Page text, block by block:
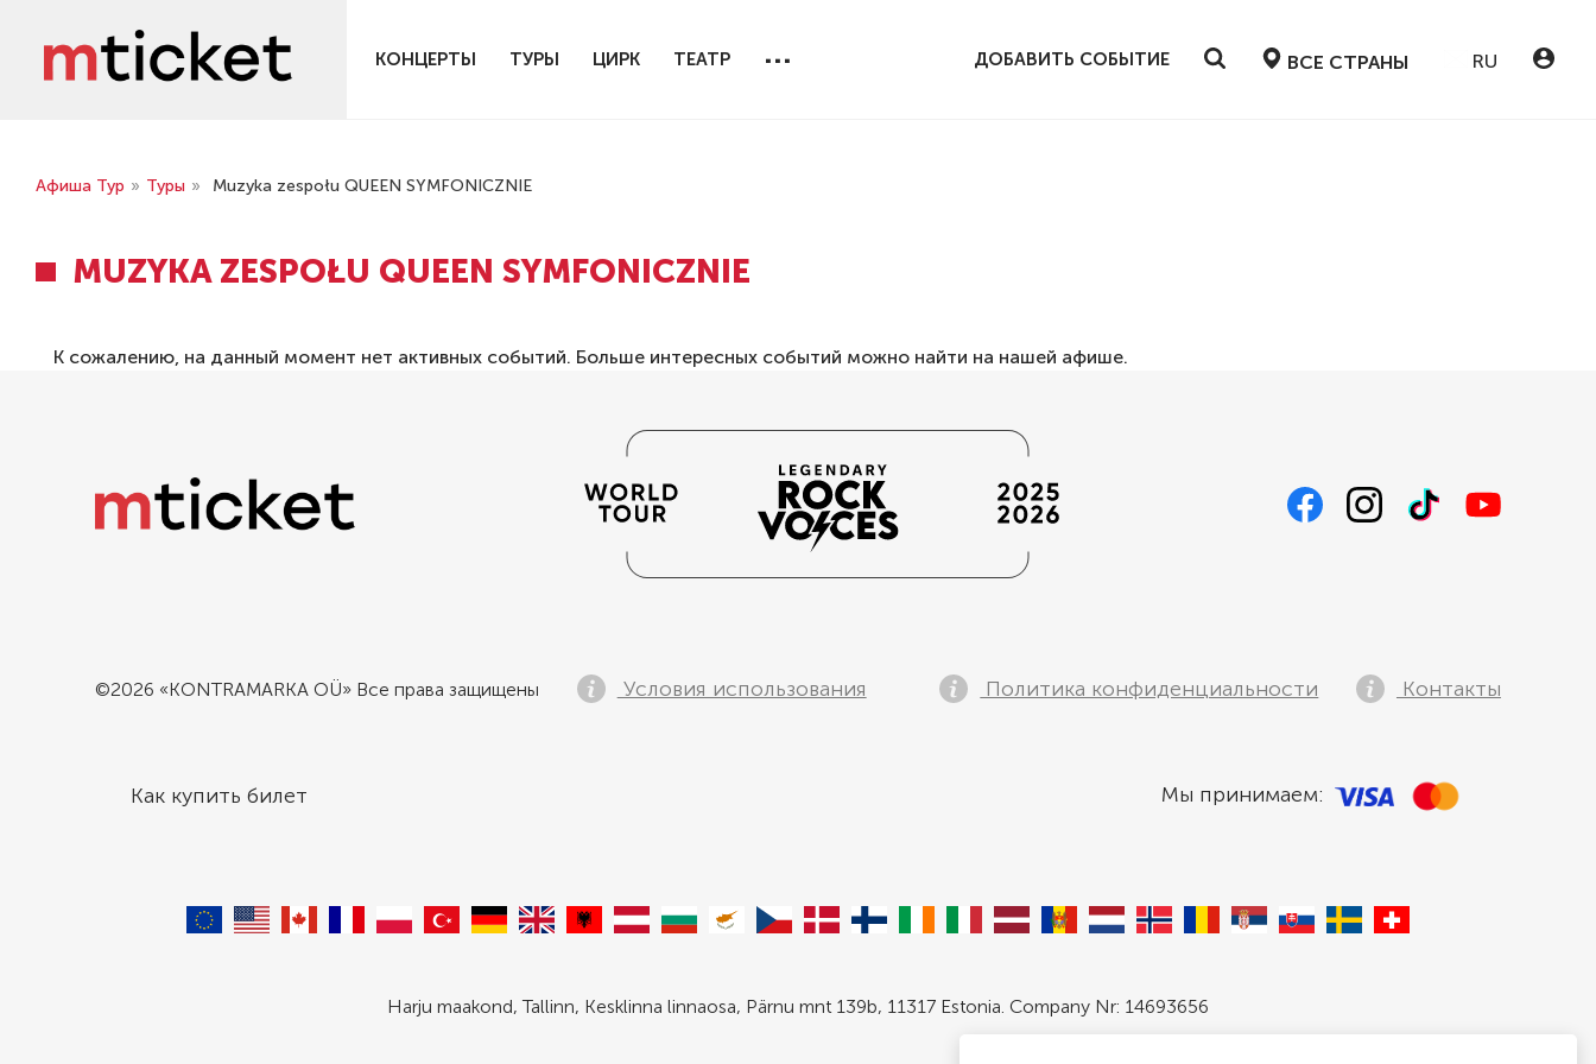
КОНЦЕРТЫ ТУРЫ ЦИРК ТЕАТР ... ДОБАВИТЬ СОБЫТИЕ ВСЕ СТРАНЫ RU
Афиша Тур » Туры » Muzyka zespołu QUEEN SYMFONICZNIE
MUZYKA ZESPOŁU QUEEN SYMFONICZNIE
К сожалению, на данный момент нет активных событий. Больше интересных событий можно найти на нашей афише.
©2026 «KONTRAMARKA OÜ» Все права защищены Условия использования Политика конфиденциальности Контакты
Как купить билет Мы принимаем:
Harju maakond, Tallinn, Kesklinna linnaosa, Pärnu mnt 139b, 11317 Estonia. Company Nr: 14693656